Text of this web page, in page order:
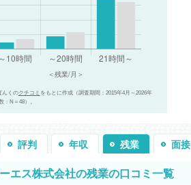
んくのクチコミ をもとに作成（調査期間：2015年4月～2026年
：N＝48）。
評判 年収 残業 面接
エス株式会社の残業の口コミ一覧